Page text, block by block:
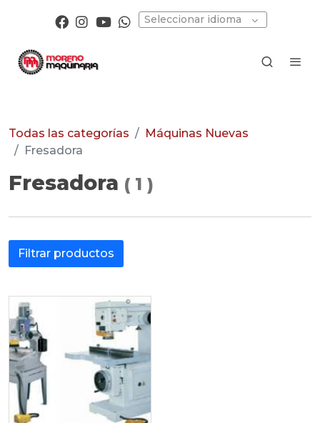
Seleccionar idioma
Todas las categorías
Máquinas Nuevas
Fresadora
Fresadora ( 1 )
Filtrar productos